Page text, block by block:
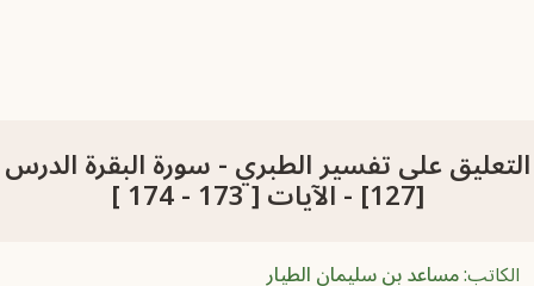
على تفسير الطبري - سورة البقرة الدرس
الكاتب:مساعد بن سليمان الطيار